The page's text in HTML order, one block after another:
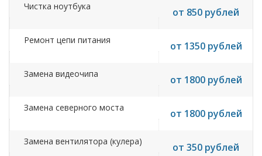
Чистка ноутбука от 850 рублей
Ремонт цепи питания от 1350 рублей
Замена видеочипа от 1800 рублей
Замена северного моста от 1800 рублей
Замена вентилятора (кулера) от 350 рублей